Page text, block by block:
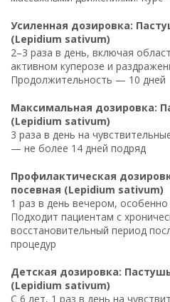
Усиленная дозировка:
(Lepidium sativum)
2–3 раза в день, включая
активном куперозе и
Продолжительность — 10 дней
Максимальная дозировка:
(Lepidium sativum)
3 раза в день на
— не более 14 дней подряд
Профилактическая
посевная (Lepidium sativum)
1 раз в день вечером,
Подходит пациентам с
восстановительный период
процедур
Детская дозировка:
(Lepidium sativum)
С 6 лет, 1 раз в день на